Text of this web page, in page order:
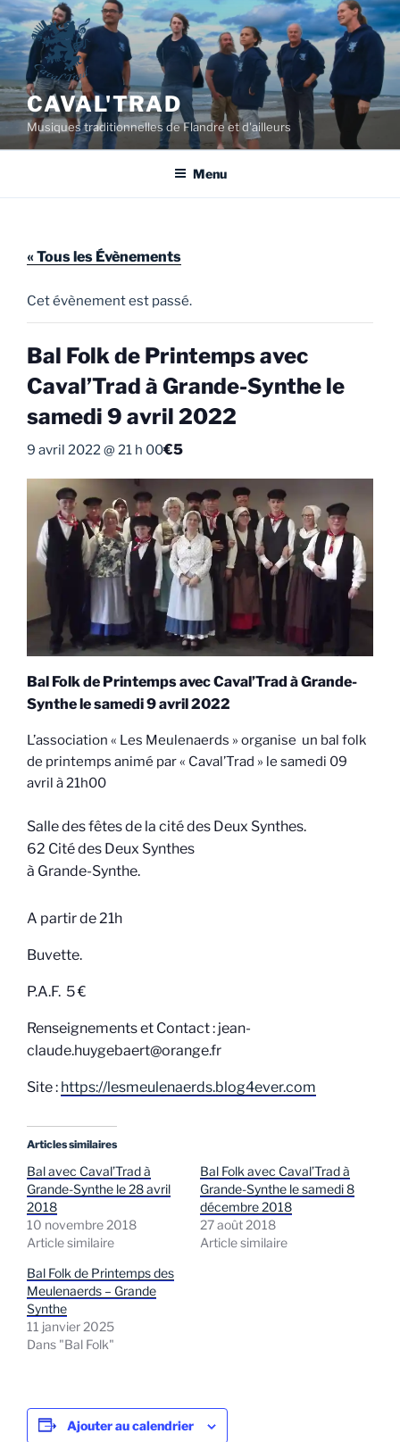
Aller
au
contenu
principal
CAVAL'TRAD
Musiques traditionnelles de Flandre et d'ailleurs
Menu
« Tous les Évènements
Cet évènement est passé.
Bal Folk de Printemps avec
Caval’Trad à Grande-Synthe le
samedi 9 avril 2022
9 avril 2022 @ 21 h 00€5
Bal Folk de Printemps avec Caval’Trad à Grande-
Synthe le samedi 9 avril 2022
L’association « Les Meulenaerds » organise un bal folk
de printemps animé par « Caval’Trad » le samedi 09
avril à 21h00
Salle des fêtes de la cité des Deux Synthes.
62 Cité des Deux Synthes
à Grande-Synthe.
A partir de 21h
Buvette.
P.A.F. 5 €
Renseignements et Contact : jean-
claude.huygebaert@orange.fr
Site : https://lesmeulenaerds.blog4ever.com
Articles similaires
Bal avec Caval’Trad à
Grande-Synthe le 28 avril
2018
10 novembre 2018
Article similaire
Bal Folk avec Caval’Trad à
Grande-Synthe le samedi 8
décembre 2018
27 août 2018
Article similaire
Bal Folk de Printemps des
Meulenaerds – Grande
Synthe
11 janvier 2025
Dans "Bal Folk"
Ajouter au calendrier